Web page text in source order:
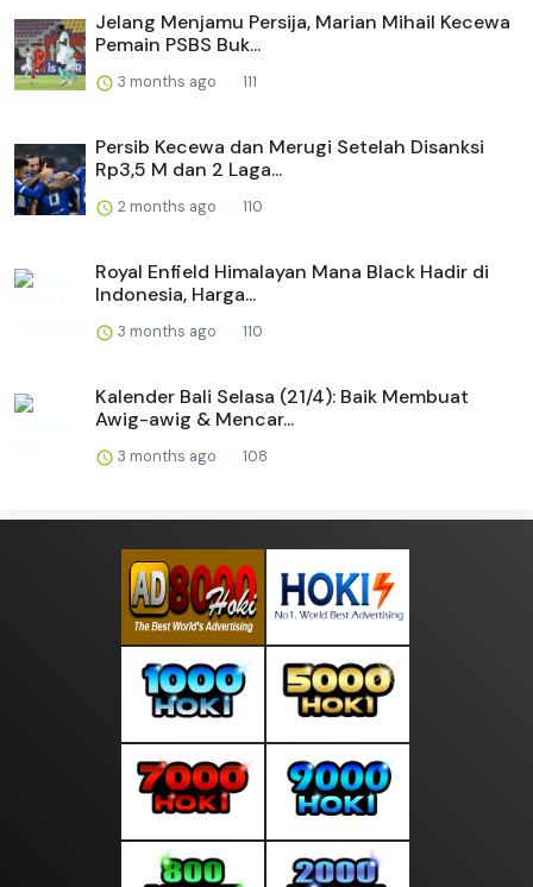
Jelang Menjamu Persija, Marian Mihail Kecewa
Pemain PSBS Buk...
3 months ago 111
Persib Kecewa dan Merugi Setelah Disanksi
Rp3,5 M dan 2 Laga...
2 months ago 110
Royal Enfield Himalayan Mana Black Hadir di
Indonesia, Harga...
3 months ago 110
Kalender Bali Selasa (21/4): Baik Membuat
Awig-awig & Mencar...
3 months ago 108